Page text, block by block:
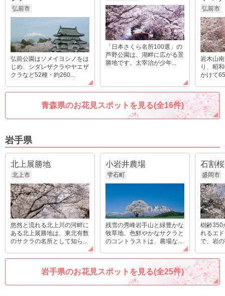
弘前市
弘前公園はソメイヨシノをは
じめ、シダレザクラやヤエザ
クラなど52種・約260...
「日本さくら名所100選」の
芦野公園は、湖畔に広がる景
勝地です。太宰治が少年...
弘前市
岩木山
り、昭
かけて
青森県のお花見スポットを見る(全16件)
岩手県
北上展勝地
北上市
悠然と流れる北上川の河畔に
ある北上展勝地は、東北有数
のサクラの名所として知ら...
小岩井農場
雫石町
残雪の秀峰岩手山と緑豊かな
牧草地、色鮮やかなサクラと
のコントラストは、農場な...
石割桜
盛岡市
樹齢350
れるエ
で、岩
岩手県のお花見スポットを見る(全25件)